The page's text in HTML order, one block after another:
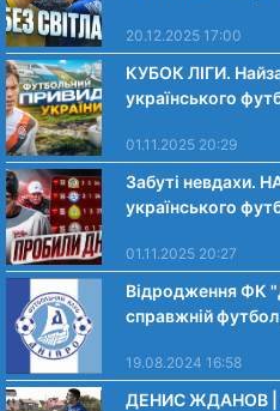
20.12.2025 17:00
КУБОК ЛІГИ.
українського
01.11.2025 20:29
Забуті невдахи.
українського
01.11.2025 20:27
Відродження ФК
справжній
19.08.2024 16:58
ДЕНИС ЖДАНОВ |